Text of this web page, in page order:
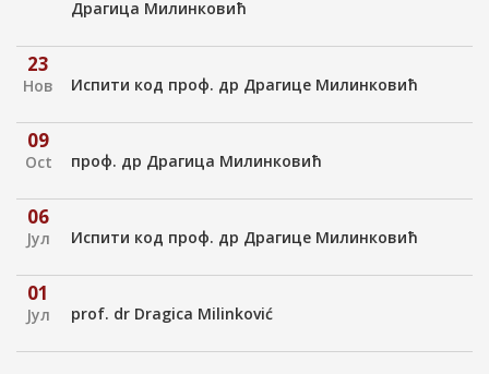
Драгица Милинковић
23
Нов Испити код проф. др Драгице Милинковић
09
Oct проф. др Драгица Милинковић
06
Јул Испити код проф. др Драгице Милинковић
01
Јул prof. dr Dragica Milinković